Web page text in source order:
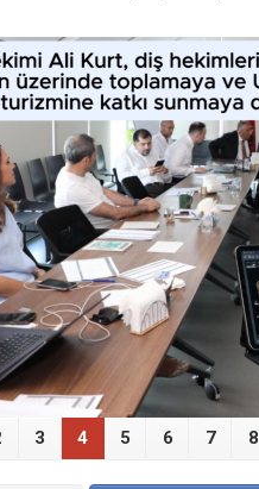
3 4 5 6 7 8